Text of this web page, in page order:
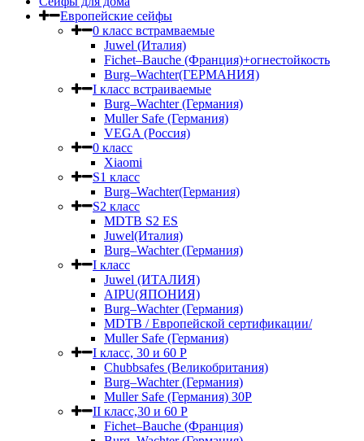
Европейские сейфы
0 класс встрамваемые
Juwel (Италия)
Fichet–Bauche (Франция)+огнестойкость
Burg–Wachter(ГЕРМАНИЯ)
I класс встраиваемые
Burg–Wachter (Германия)
Muller Safe (Германия)
VEGA (Россия)
0 класс
Xiaomi
S1 класс
Burg–Wachter(Германия)
S2 класс
MDTB S2 ES
Juwel(Италия)
Burg–Wachter (Германия)
I класс
Juwel (ИТАЛИЯ)
AIPU(ЯПОНИЯ)
Burg–Wachter (Германия)
MDTB / Европейской сертификации/
Muller Safe (Германия)
I класс, 30 и 60 P
Chubbsafes (Великобритания)
Burg–Wachter (Германия)
Muller Safe (Германия) 30Р
II класс,30 и 60 P
Fichet–Bauche (Франция)